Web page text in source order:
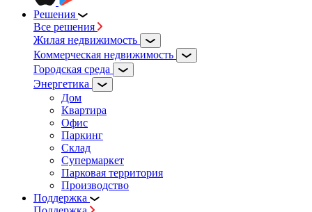
Решения
Все решения
Жилая недвижимость
Коммерческая недвижимость
Городская среда
Энергетика
Дом
Квартира
Офис
Паркинг
Склад
Супермаркет
Парковая территория
Производство
Поддержка